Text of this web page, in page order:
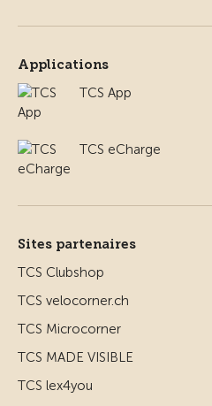
Applications
TCS App
TCS eCharge
Sites partenaires
TCS Clubshop
TCS velocorner.ch
TCS Microcorner
TCS MADE VISIBLE
TCS lex4you